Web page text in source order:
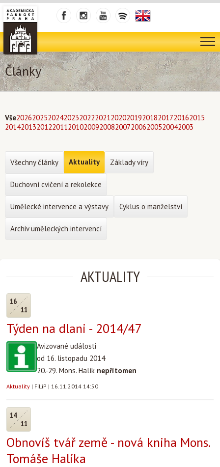
Články
Vše202620252024202320222021202020192018201720162015
201420132012201120102009200820072006200520042003
AKTUALITY
16
11
Týden na dlani - 2014/47
Avizované události
od 16. listopadu 2014
20.-29. Mons. Halík nepřítomen
Aktuality | FiLiP | 16.11.2014 14:50
14
11
Obnovíš tvář země - nová kniha Mons.
Tomáše Halíka
Všechny články Aktuality Základy víry
Duchovní cvičení a rekolekce
Umělecké intervence a výstavy Cyklus o manželství
Archiv uměleckých intervencí